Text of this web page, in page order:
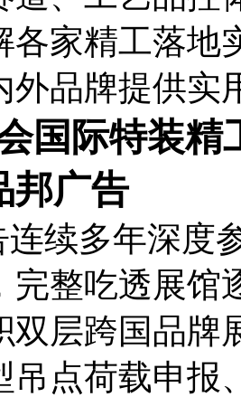
各家精工落地
外品牌提供实
国际特装精
广告
连续多年深度
完整吃透展馆
双层跨国品牌
吊点荷载申报